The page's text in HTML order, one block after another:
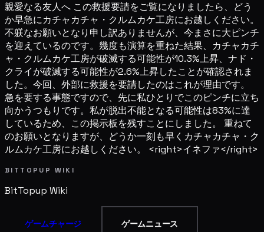
親愛なる友人へ この救援要請をご覧になりましたら、どう
か早急にカチャカチャ・クルムカケ工房にお越しください。
不躾なお願いとなり申し訳ありませんが、今まさに大ピンチ
を迎えているのです。幾度も演算を重ねた結果、カチャカチ
ャ・クルムカケ工房が破滅する可能性が10.3%上昇、ナド・
クライが破滅する可能性が2.6%上昇したことが確認されま
した。今回、外部に救援を要請したのはこれが理由です。
急を要する事態ですので、先に私ひとりでこのピンチに立ち
向かうつもりです。私が脱出不能となる可能性は83%に達
しているため、この掲示板を残すことにしました。 重ねて
のお願いとなりますが、どうか一刻も早くカチャカチャ・ク
ルムカケ工房にお越しください。 <right>イネファ</right>
BITTOPUP WIKI
BitTopup Wiki
ゲームチャージ ゲームニュース